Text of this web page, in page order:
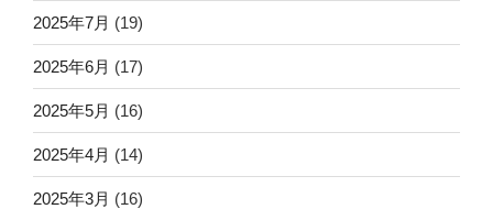
2025年7月 (19)
2025年6月 (17)
2025年5月 (16)
2025年4月 (14)
2025年3月 (16)